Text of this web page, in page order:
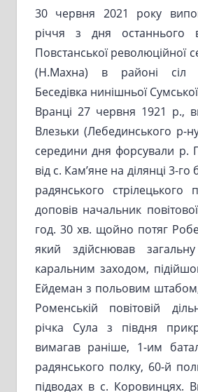
30 червня 2021 року
річчя з дня останнього
Повстанської революційної
(Н.Махна) в районі сіл
Беседівка нинішньої
Вранці 27 червня 1921 р.,
Влезьки (Лебединського р-
середини дня форсували р.
від с. Кам’яне на ділянці 3-
радянського
доповів начальник
год. 30 хв. щойно потяг
який здійснював
каральним заходом,
Ейдеман з польовим
Роменській повітовій
річка Сула з півдня
вимагав раніше, 1-им
радянського полку, 60-й
підводах в с. Коровинцях.